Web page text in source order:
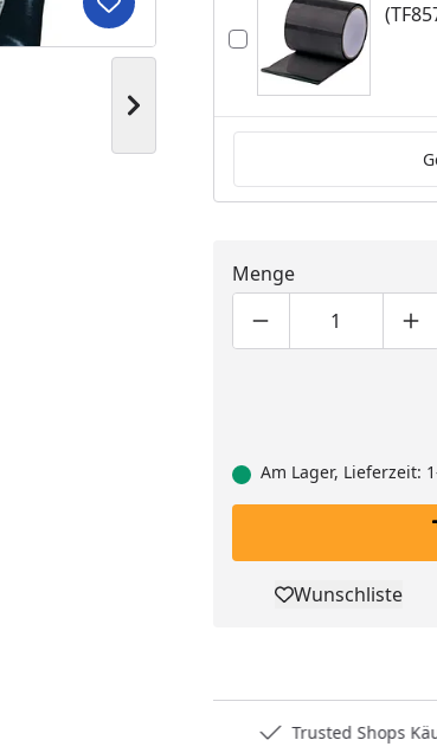
Nächstes Bild anzeigen
Produkt zur Wunschliste hinzufügen
Menge
Produktmenge um
Am Lager, Lieferzeit:
Produkt
Wunschliste
Trusted Shops